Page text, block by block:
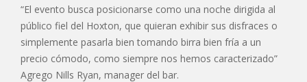
“El evento busca posicionarse como una noche dirigida al
público fiel del Hoxton, que quieran exhibir sus disfraces o
simplemente pasarla bien tomando birra bien fría a un
precio cómodo, como siempre nos hemos caracterizado”
Agrego Nills Ryan, manager del bar.